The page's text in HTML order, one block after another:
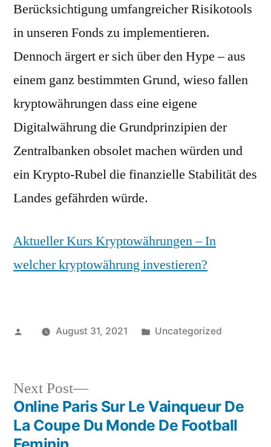
Berücksichtigung umfangreicher Risikotools
in unseren Fonds zu implementieren.
Dennoch ärgert er sich über den Hype – aus
einem ganz bestimmten Grund, wieso fallen
kryptowährungen dass eine eigene
Digitalwährung die Grundprinzipien der
Zentralbanken obsolet machen würden und
ein Krypto-Rubel die finanzielle Stabilität des
Landes gefährden würde.
Aktueller Kurs Kryptowährungen – In
welcher kryptowährung investieren?
PostedAugust 31, 2021
Posted
Uncategorized
Post
Next Post
Next
post:
Online Paris Sur Le Vainqueur De
La Coupe Du Monde De Football